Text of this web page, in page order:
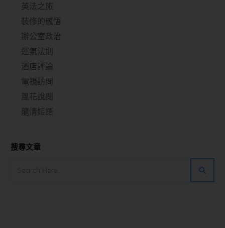
英法之旅
裝修的感悟
辦公室政治
運氣法則
酒店評論
電視訪問
風花說閱
龍情姬語
搜尋文章